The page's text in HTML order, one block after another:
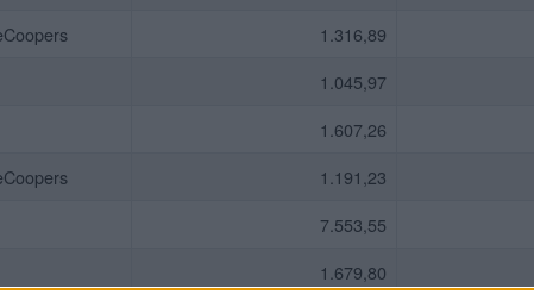
1.316,89
1.045,97
1.607,26
1.191,23
7.553,55
1.679,80